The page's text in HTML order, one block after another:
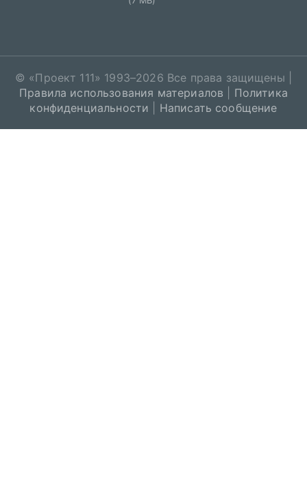
© «Проект 111» 1993–2026 Все права защищены |
Правила использования материалов
Политика
конфиденциальности
Написать сообщение